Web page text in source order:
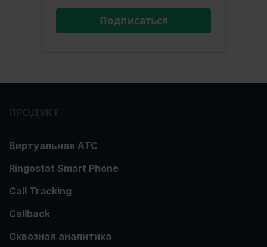
Подписаться
ПРОДУКТ
Виртуальная АТС
Ringostat Smart Phone
Call Tracking
Callback
Сквозная аналитика